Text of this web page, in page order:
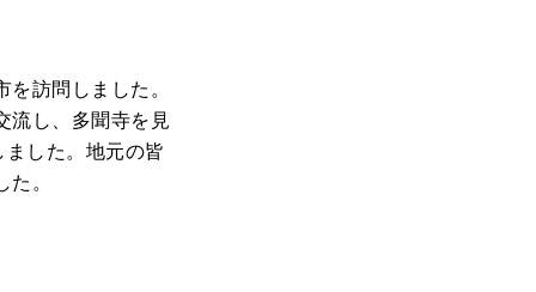
訪問しました。
流し、多聞寺を見
した。地元の皆
。